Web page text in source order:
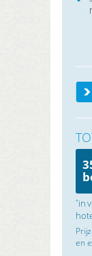
*in
en